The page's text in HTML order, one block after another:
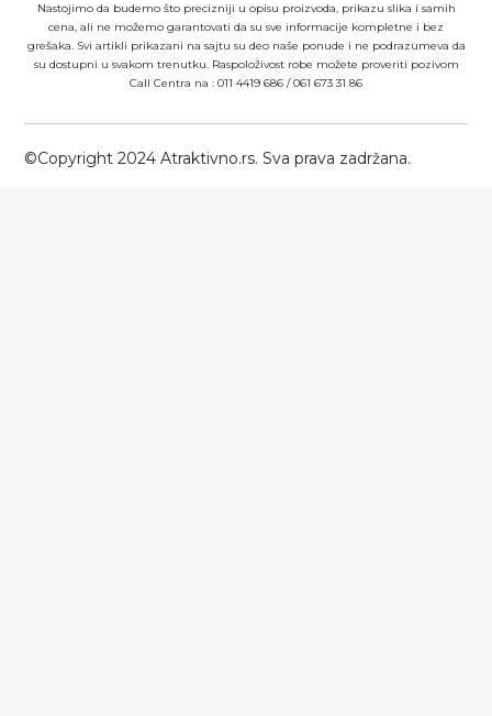
Nastojimo da budemo što precizniji u opisu proizvoda, prikazu slika i samih
cena, ali ne možemo garantovati da su sve informacije kompletne i bez
grešaka. Svi artikli prikazani na sajtu su deo naše ponude i ne podrazumeva da
su dostupni u svakom trenutku. Raspoloživost robe možete proveriti pozivom
Call Centra na : 011 4419 686 /061 673 31 86
©Copyright 2024 Atraktivno.rs. Sva prava zadržana.